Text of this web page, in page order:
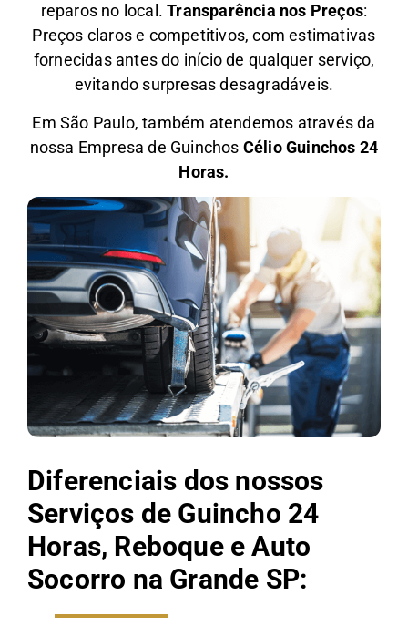
reparos no local.Transparência nos Preços:
Preços claros e competitivos, com estimativas
fornecidas antes do início de qualquer serviço,
evitando surpresas desagradáveis.
Em São Paulo, também atendemos através da
nossa Empresa de Guinchos Célio Guinchos 24
Horas.
Diferenciais dos nossos
Serviços de Guincho 24
Horas, Reboque e Auto
Socorro na Grande SP: